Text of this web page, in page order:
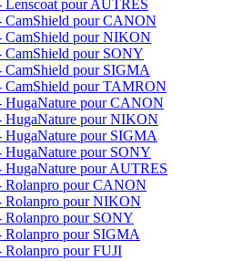
Lenscoat pour AUTRES
CamShield pour CANON
CamShield pour NIKON
CamShield pour SONY
CamShield pour SIGMA
CamShield pour TAMRON
HugaNature pour CANON
HugaNature pour NIKON
HugaNature pour SIGMA
HugaNature pour SONY
HugaNature pour AUTRES
Rolanpro pour CANON
Rolanpro pour NIKON
Rolanpro pour SONY
Rolanpro pour SIGMA
Rolanpro pour FUJI